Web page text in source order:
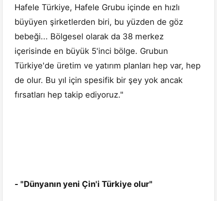
Hafele Türkiye, Hafele Grubu içinde en hızlı
büyüyen şirketlerden biri, bu yüzden de göz
bebeği... Bölgesel olarak da 38 merkez
içerisinde en büyük 5'inci bölge. Grubun
Türkiye'de üretim ve yatırım planları hep var, hep
de olur. Bu yıl için spesifik bir şey yok ancak
fırsatları hep takip ediyoruz."
- "Dünyanın yeni Çin'i Türkiye olur"